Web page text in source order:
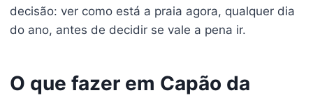
decisão: ver como está a praia agora, qualquer dia
do ano, antes de decidir se vale a pena ir.
O que fazer em Capão da